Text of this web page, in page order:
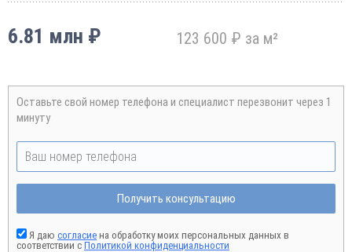
6.81 млн ₽ 123 600 ₽ за м²
Оставьте свой номер телефона и специалист перезвонит через 1
минуту
Получить консультацию
Я даю согласие на обработку моих персональных данных в
соответствии с Политикой конфиденциальности